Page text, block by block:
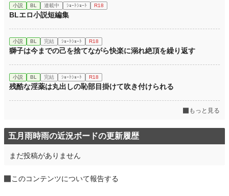
小説 BL 連載中 ｼｮｰﾄｼｮｰﾄ R18
BLエロ小説短編集
小説 BL 完結 ｼｮｰﾄｼｮｰﾄ R18
獅子は今までの己を捨てながら快楽に溺れ絶頂を繰り返す
小説 BL 完結 ｼｮｰﾄｼｮｰﾄ R18
残酷な淫薬は丸出しの恥部目掛けて吹き付けられる
もっと見る
五月雨時雨の近況ボードの更新履歴
まだ投稿がありません
このコンテンツについて報告する